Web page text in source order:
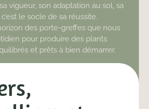
vigueur, son adaptation au sol, sa
le socle de sa réussite.
des porte-greffes que nous
pour produire des plants
et prêts à bien démarrer.